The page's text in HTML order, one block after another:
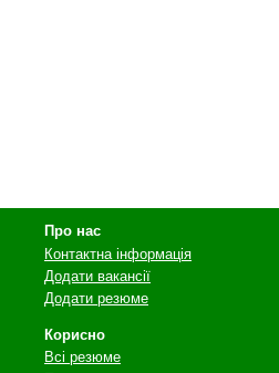
Про нас
Контактна інформація
Додати вакансії
Додати резюме
Корисно
Всі резюме